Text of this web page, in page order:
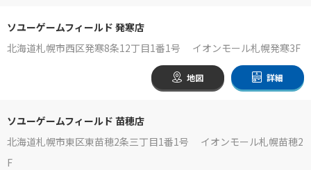
ソユーゲームフィールド 発寒店
北海道札幌市西区発寒8条12丁目1番1号 イオンモール札幌発寒3F
地図 詳細
ソユーゲームフィールド 苗穂店
北海道札幌市東区東苗穂2条三丁目1番1号 イオンモール札幌苗穂2
F